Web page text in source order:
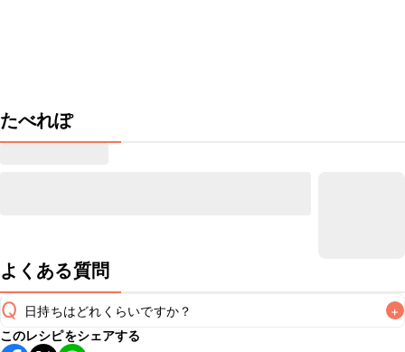
たべれぽ
よくある質問
Q 日持ちはどれくらいですか？ +
このレシピをシェアする